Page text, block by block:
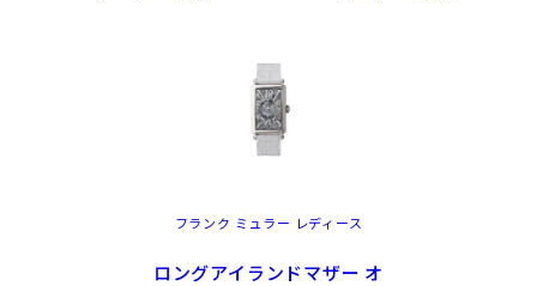
フランク ミュラー レディース
ロングアイランドマザー オ